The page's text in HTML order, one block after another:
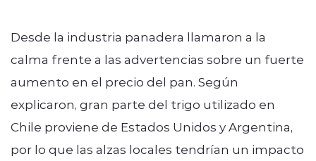
Desde la industria panadera llamaron a la
calma frente a las advertencias sobre un fuerte
aumento en el precio del pan. Según
explicaron, gran parte del trigo utilizado en
Chile proviene de Estados Unidos y Argentina,
por lo que las alzas locales tendrían un impacto